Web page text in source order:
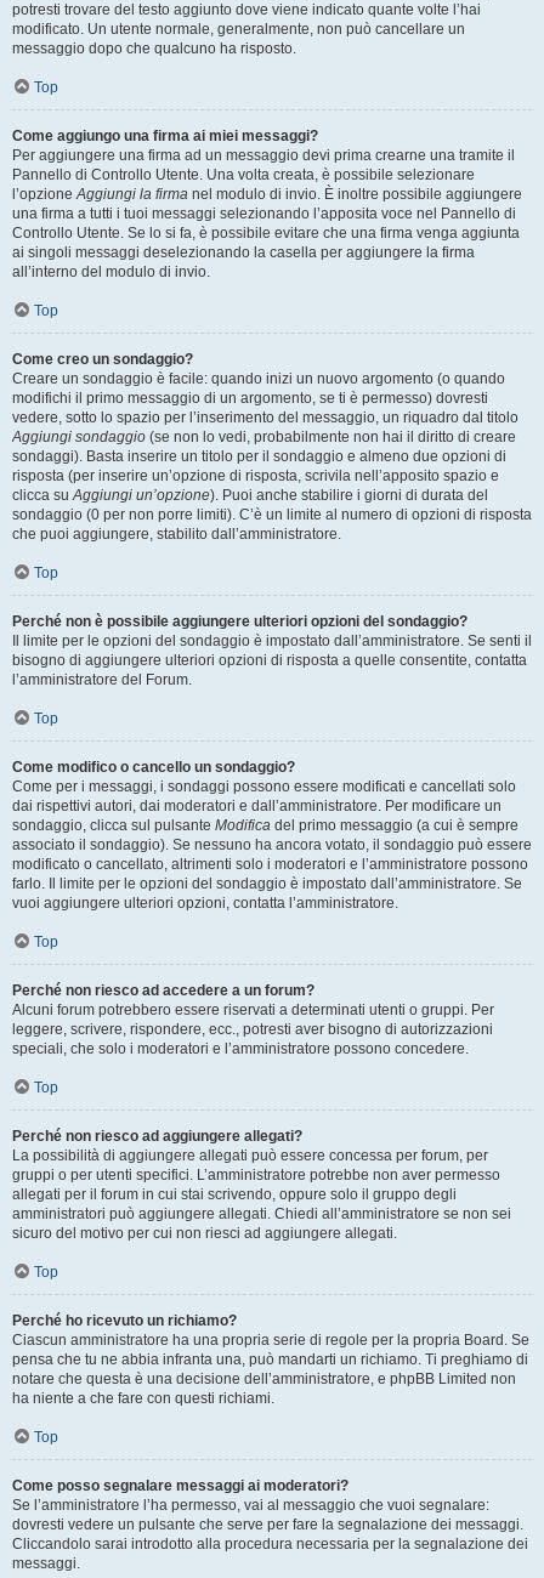
potresti trovare del testo aggiunto dove viene indicato quante volte l’hai
modificato. Un utente normale, generalmente, non può cancellare un
messaggio dopo che qualcuno ha risposto.
Top
Come aggiungo una firma ai miei messaggi?
Per aggiungere una firma ad un messaggio devi prima crearne una tramite il
Pannello di Controllo Utente. Una volta creata, è possibile selezionare
l’opzioneAggiungi la firma nel modulo di invio. È inoltre possibile aggiungere
una firma a tutti i tuoi messaggi selezionando l’apposita voce nel Pannello di
Controllo Utente. Se lo si fa, è possibile evitare che una firma venga aggiunta
ai singoli messaggi deselezionando la casella per aggiungere la firma
all’interno del modulo di invio.
Top
Come creo un sondaggio?
Creare un sondaggio è facile: quando inizi un nuovo argomento (o quando
modifichi il primo messaggio di un argomento, se ti è permesso) dovresti
vedere, sotto lo spazio per l’inserimento del messaggio, un riquadro dal titolo
Aggiungi sondaggio (se non lo vedi, probabilmente non hai il diritto di creare
sondaggi). Basta inserire un titolo per il sondaggio e almeno due opzioni di
risposta (per inserire un’opzione di risposta, scrivila nell’apposito spazio e
clicca suAggiungi un’opzione). Puoi anche stabilire i giorni di durata del
sondaggio (0 per non porre limiti). C’è un limite al numero di opzioni di risposta
che puoi aggiungere, stabilito dall’amministratore.
Top
Perché non è possibile aggiungere ulteriori opzioni del sondaggio?
Il limite per le opzioni del sondaggio è impostato dall’amministratore. Se senti il
bisogno di aggiungere ulteriori opzioni di risposta a quelle consentite, contatta
l’amministratore del Forum.
Top
Come modifico o cancello un sondaggio?
Come per i messaggi, i sondaggi possono essere modificati e cancellati solo
dai rispettivi autori, dai moderatori e dall’amministratore. Per modificare un
sondaggio, clicca sul pulsante Modifica del primo messaggio (a cui è sempre
associato il sondaggio). Se nessuno ha ancora votato, il sondaggio può essere
modificato o cancellato, altrimenti solo i moderatori e l’amministratore possono
farlo. Il limite per le opzioni del sondaggio è impostato dall’amministratore. Se
vuoi aggiungere ulteriori opzioni, contatta l’amministratore.
Top
Perché non riesco ad accedere a un forum?
Alcuni forum potrebbero essere riservati a determinati utenti o gruppi. Per
leggere, scrivere, rispondere, ecc., potresti aver bisogno di autorizzazioni
speciali, che solo i moderatori e l’amministratore possono concedere.
Top
Perché non riesco ad aggiungere allegati?
La possibilità di aggiungere allegati può essere concessa per forum, per
gruppi o per utenti specifici. L’amministratore potrebbe non aver permesso
allegati per il forum in cui stai scrivendo, oppure solo il gruppo degli
amministratori può aggiungere allegati. Chiedi all’amministratore se non sei
sicuro del motivo per cui non riesci ad aggiungere allegati.
Top
Perché ho ricevuto un richiamo?
Ciascun amministratore ha una propria serie di regole per la propria Board. Se
pensa che tu ne abbia infranta una, può mandarti un richiamo. Ti preghiamo di
notare che questa è una decisione dell’amministratore, e phpBB Limited non
ha niente a che fare con questi richiami.
Top
Come posso segnalare messaggi ai moderatori?
Se l’amministratore l’ha permesso, vai al messaggio che vuoi segnalare:
dovresti vedere un pulsante che serve per fare la segnalazione dei messaggi.
Cliccandolo sarai introdotto alla procedura necessaria per la segnalazione dei
messaggi.